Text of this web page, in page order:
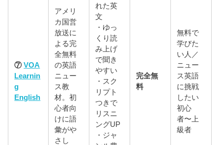
⑦VOA
Learnin
g
English
アメリ
カ国営
放送に
よる完
全無料
の英語
ニュー
ス教
材。初
心者向
けに語
彙がや
さし
れた英
文
・ゆっ
くり読
み上げ
で聞き
やすい
・スク
リプト
つきで
リスニ
ングUP
・ジャ
完全無
料
無料で
学びた
い人／
ニュー
ス英語
に挑戦
したい
初心
者〜上
級者